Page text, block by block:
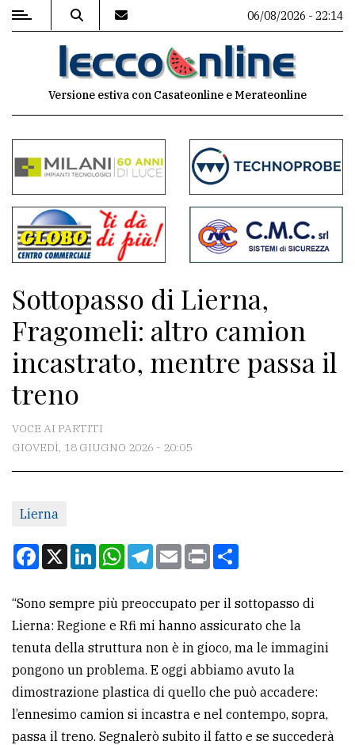
MENU
commenti
Contenuti
del
sito
Meteo
CONTATTI
La
Scrivici
tua
pubblicità
CERCA
Cerca
per
comune
Ricerca
avanzata
06/08/2026 - 22:14
Versione estiva con Casateonline e Merateonline
Sottopasso di Lierna,
Fragomeli: altro camion
incastrato, mentre passa il
treno
VOCE AI PARTITI
GIOVEDÌ, 18 GIUGNO 2026 - 20:05
Lierna
Facebook
X LinkedInWhatsApp
Telegram
EmailPrint
“Sono sempre più preoccupato per il sottopasso di
Lierna: Regione e Rfi mi hanno assicurato che la
tenuta della struttura non è in gioco, ma le immagini
pongono un problema. E oggi abbiamo avuto la
dimostrazione plastica di quello che può accadere:
l’ennesimo camion si incastra e nel contempo, sopra,
passa il treno. Segnalerò subito il fatto e se succederà